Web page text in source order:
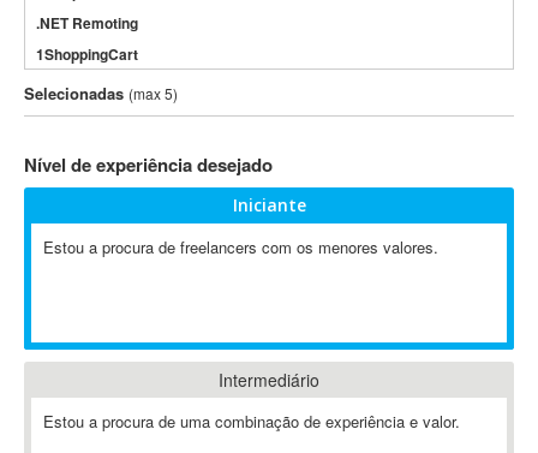
.NET Remoting
1ShoppingCart
3DS Max
3GSM
802.11
A-GPS
ABAP
Abaqus
ABBYY FineReader
Selecionadas (max 5)
Nível de experiência desejado
Iniciante
Estou a procura de freelancers com os menores valores.
Intermediário
Estou a procura de uma combinação de experiência e valor.